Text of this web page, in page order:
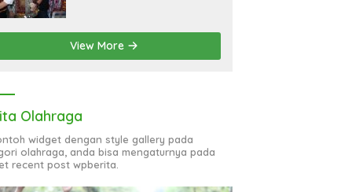
View More
Olahraga
widget dengan style gallery pada
olahraga, anda bisa mengaturnya pada
recent post wpberita.